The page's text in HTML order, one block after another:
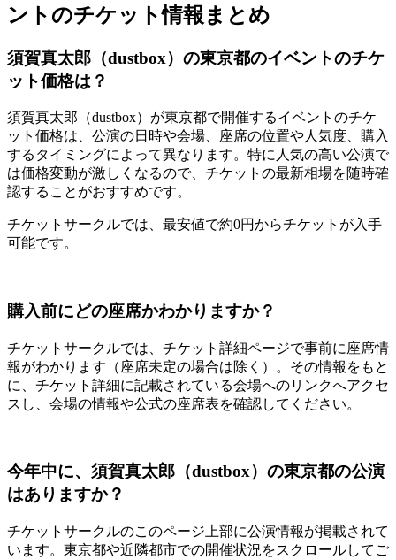
ントのチケット情報まとめ
須賀真太郎（dustbox）の東京都のイベントのチケ
ット価格は？
須賀真太郎（dustbox）が東京都で開催するイベントのチケ
ット価格は、公演の日時や会場、座席の位置や人気度、購入
するタイミングによって異なります。特に人気の高い公演で
は価格変動が激しくなるので、チケットの最新相場を随時確
認することがおすすめです。
チケットサークルでは、最安値で約0円からチケットが入手
可能です。
購入前にどの座席かわかりますか？
チケットサークルでは、チケット詳細ページで事前に座席情
報がわかります（座席未定の場合は除く）。その情報をもと
に、チケット詳細に記載されている会場へのリンクへアクセ
スし、会場の情報や公式の座席表を確認してください。
今年中に、須賀真太郎（dustbox）の東京都の公演
はありますか？
チケットサークルのこのページ上部に公演情報が掲載されて
います。東京都や近隣都市での開催状況をスクロールしてご